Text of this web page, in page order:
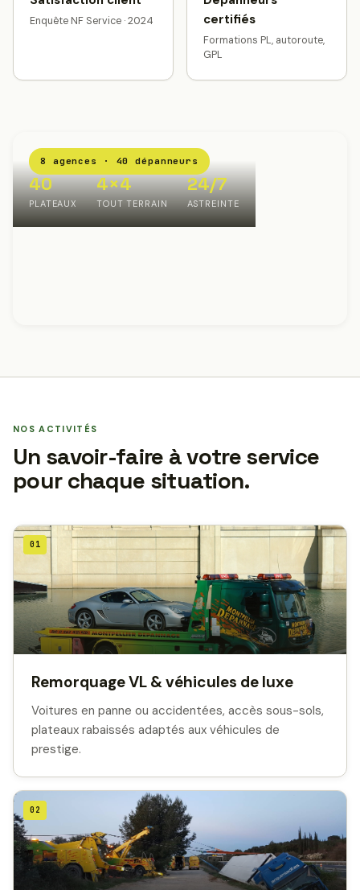
Enquête NF Service · 2024
certifiés
Formations PL, autoroute,
GPL
8 agences · 40 dépanneurs
40
PLATEAUX
4×4
TOUT TERRAIN
24/7
ASTREINTE
NOS ACTIVITÉS
Un savoir-faire à votre service
pour chaque situation.
01
Remorquage VL & véhicules de luxe
Voitures en panne ou accidentées, accès sous-sols,
plateaux rabaissés adaptés aux véhicules de
prestige.
02